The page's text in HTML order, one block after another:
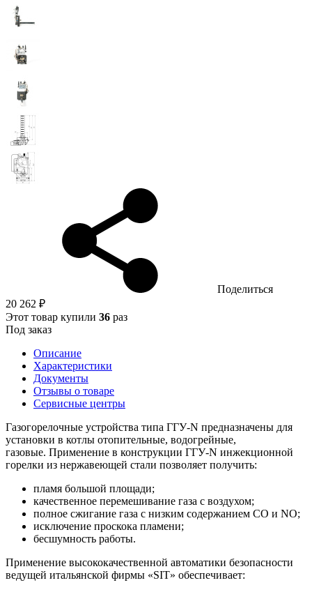
Поделиться
20 262 ₽
Этот товар купили 36 раз
Под заказ
Описание
Характеристики
Документы
Отзывы о товаре
Сервисные центры
Газогорелочные устройства типа ГГУ-N предназначены для
установки в котлы отопительные, водогрейные,
газовые. Применение в конструкции ГГУ-N инжекционной
горелки из нержавеющей стали позволяет получить:
пламя большой площади;
качественное перемешивание газа с воздухом;
полное сжигание газа с низким содержанием СО и NО;
исключение проскока пламени;
бесшумность работы.
Применение высококачественной автоматики безопасности
ведущей итальянской фирмы «SIT» обеспечивает: